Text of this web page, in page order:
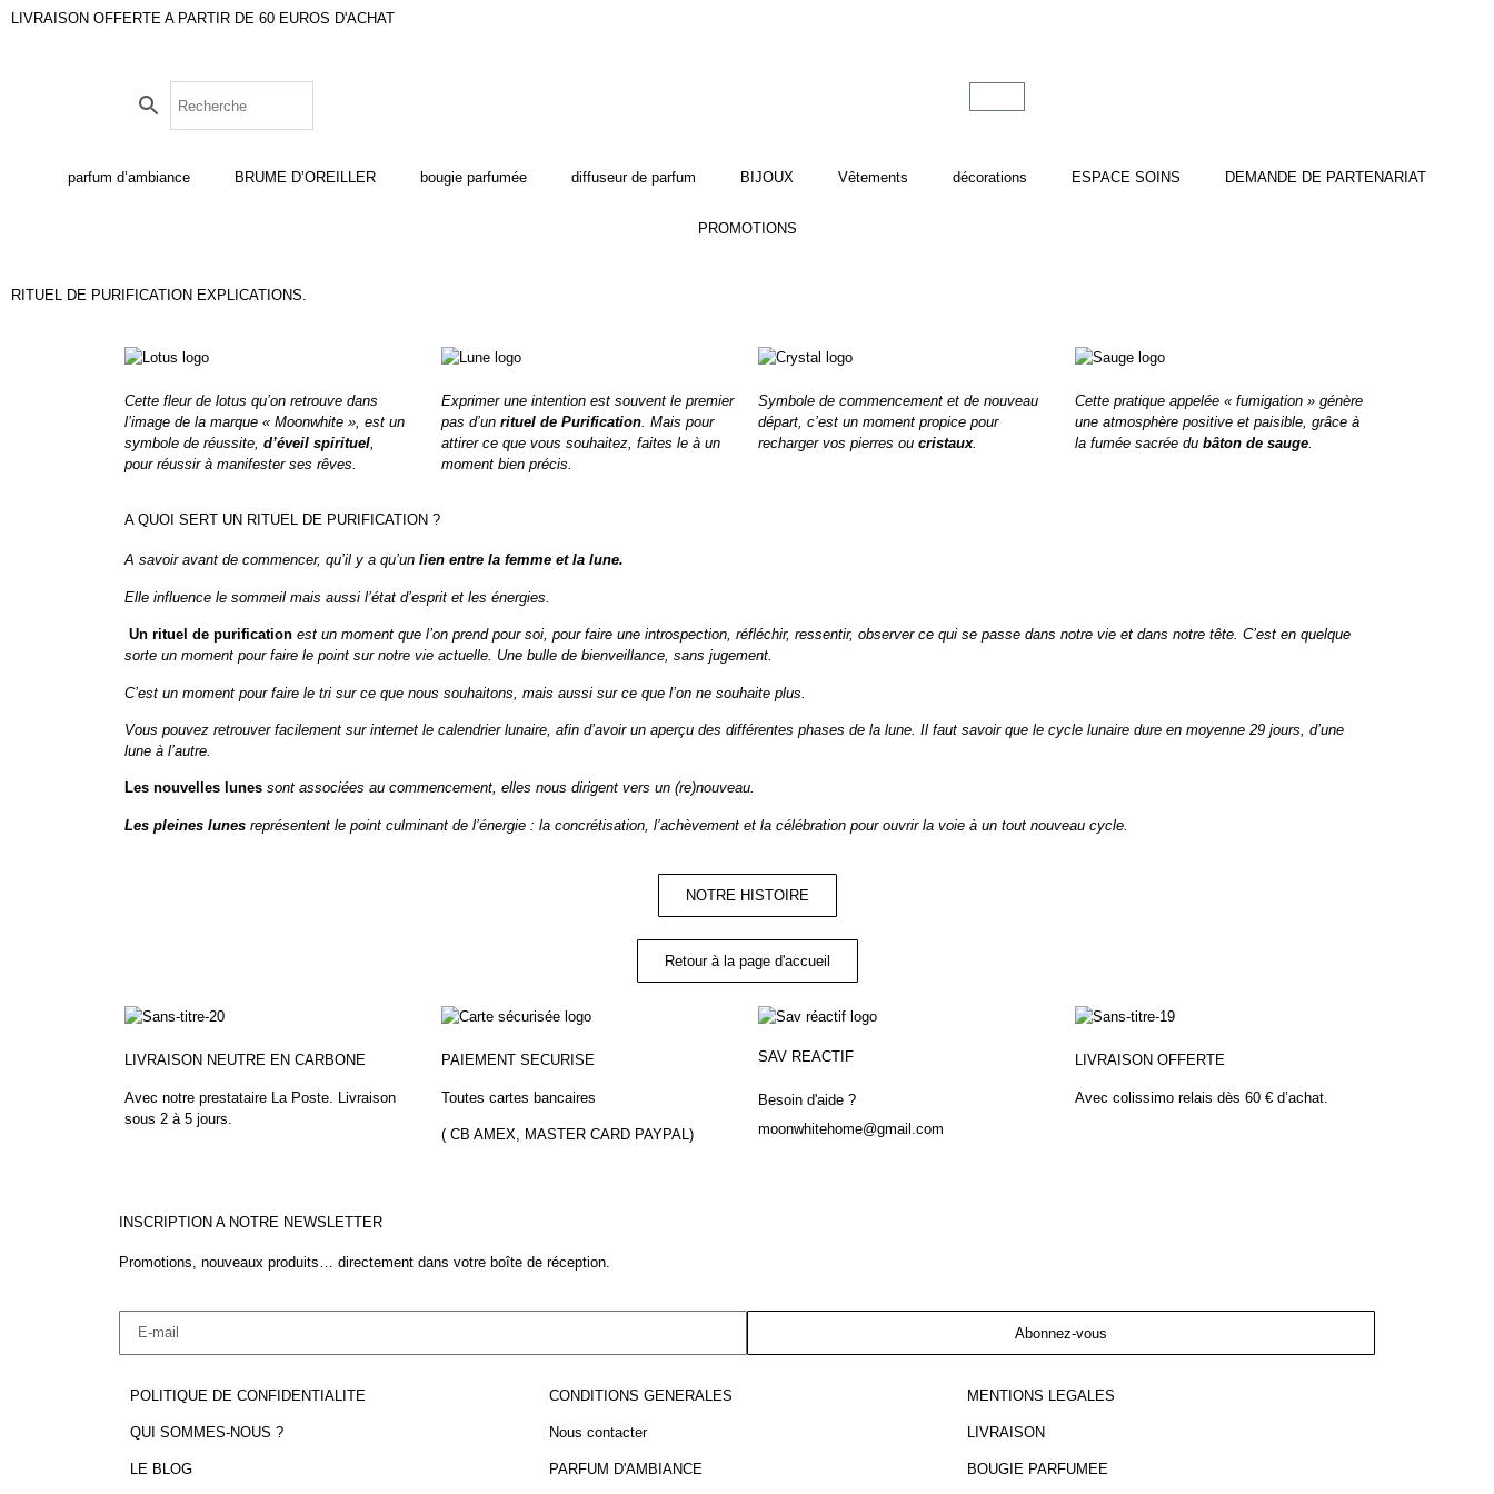
LIVRAISON OFFERTE A PARTIR DE 60 EUROS D'ACHAT
parfum d’ambiance BRUME D’OREILLER bougie parfumée diffuseur de parfum BIJOUX Vêtements décorations ESPACE SOINS DEMANDE DE PARTENARIAT
PROMOTIONS
RITUEL DE PURIFICATION EXPLICATIONS.
Cette fleur de lotus qu’on retrouve dans
l’image de la marque « Moonwhite », est un
symbole de réussite, d’éveil spirituel,
pour réussir à manifester ses rêves.
Exprimer une intention est souvent le premier
pas d’un rituel de Purification. Mais pour
attirer ce que vous souhaitez, faites le à un
moment bien précis.
Symbole de commencement et de nouveau
départ, c’est un moment propice pour
recharger vos pierres ou cristaux.
Cette pratique appelée « fumigation » génère
une atmosphère positive et paisible, grâce à
la fumée sacrée du bâton de sauge.
A QUOI SERT UN RITUEL DE PURIFICATION ?
A savoir avant de commencer, qu’il y a qu’un lien entre la femme et la lune.
Elle influence le sommeil mais aussi l’état d’esprit et les énergies.
Un rituel de purification est un moment que l’on prend pour soi, pour faire une introspection, réfléchir, ressentir, observer ce qui se passe dans notre vie et dans notre tête. C’est en quelque
sorte un moment pour faire le point sur notre vie actuelle. Une bulle de bienveillance, sans jugement.
C’est un moment pour faire le tri sur ce que nous souhaitons, mais aussi sur ce que l’on ne souhaite plus.
Vous pouvez retrouver facilement sur internet le calendrier lunaire, afin d’avoir un aperçu des différentes phases de la lune. Il faut savoir que le cycle lunaire dure en moyenne 29 jours, d’une
lune à l’autre.
Les nouvelles lunes sont associées au commencement, elles nous dirigent vers un (re)nouveau.
Les pleines lunes représentent le point culminant de l’énergie : la concrétisation, l’achèvement et la célébration pour ouvrir la voie à un tout nouveau cycle.
NOTRE HISTOIRE
Retour à la page d'accueil
LIVRAISON NEUTRE EN CARBONE
Avec notre prestataire La Poste. Livraison
sous 2 à 5 jours.
PAIEMENT SECURISE
Toutes cartes bancaires
( CB AMEX, MASTER CARD PAYPAL)
SAV REACTIF
Besoin d'aide ?
moonwhitehome@gmail.com
LIVRAISON OFFERTE
Avec colissimo relais dès 60 € d’achat.
INSCRIPTION A NOTRE NEWSLETTER
Promotions, nouveaux produits… directement dans votre boîte de réception.
Abonnez-vous
POLITIQUE DE CONFIDENTIALITE CONDITIONS GENERALES MENTIONS LEGALES
QUI SOMMES-NOUS ? Nous contacter LIVRAISON
LE BLOG PARFUM D'AMBIANCE BOUGIE PARFUMEE